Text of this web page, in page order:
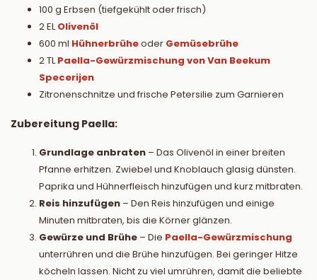
100 g Erbsen (tiefgekühlt oder frisch)
2 ELOlivenöl
600 ml Hühnerbrüheoder Gemüsebrühe
2 TLPaella-Gewürzmischung von Van Beekum
Specerijen
Zitronenschnitze und frische Petersilie zum Garnieren
Zubereitung Paella:
Grundlage anbraten – Das Olivenöl in einer breiten
Pfanne erhitzen. Zwiebel und Knoblauch glasig dünsten.
Paprika und Hühnerfleisch hinzufügen und kurz mitbraten.
Reis hinzufügen – Den Reis hinzufügen und einige
Minuten mitbraten, bis die Körner glänzen.
Gewürze und Brühe – Die Paella-Gewürzmischung
unterrühren und die Brühe hinzufügen. Bei geringer Hitze
köcheln lassen. Nicht zu viel umrühren, damit die beliebte